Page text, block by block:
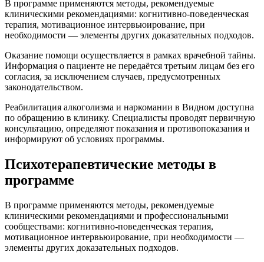
В программе применяются методы, рекомендуемые
клиническими рекомендациями: когнитивно-поведенческая
терапия, мотивационное интервьюирование, при
необходимости — элементы других доказательных подходов.
Оказание помощи осуществляется в рамках врачебной тайны.
Информация о пациенте не передаётся третьим лицам без его
согласия, за исключением случаев, предусмотренных
законодательством.
Реабилитация алкоголизма и наркомании в Видном доступна
по обращению в клинику. Специалисты проводят первичную
консультацию, определяют показания и противопоказания и
информируют об условиях программы.
Психотерапевтические методы в
программе
В программе применяются методы, рекомендуемые
клиническими рекомендациями и профессиональными
сообществами: когнитивно-поведенческая терапия,
мотивационное интервьюирование, при необходимости —
элементы других доказательных подходов.